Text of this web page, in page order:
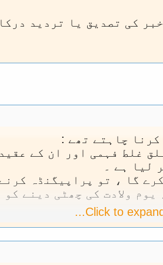
کی تصدیق یا تردید
کرنا چاہتے تھے :
غلط فہمی اور ان کے
لیا ہے ۔
گا ، تو پراپیگنڈہ
ولادت کی چھٹی دینے
دوسرے میں بری طرح
نظر نہیں آیا۔ مطلب
کو نہیں ملی ۔
Click to expand...